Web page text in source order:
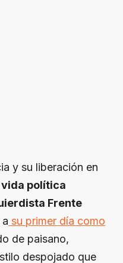
y su liberación en
política
Frente
su primer día como
de paisano,
despojado que